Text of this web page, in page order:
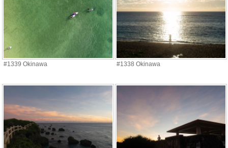
#1339 Okinawa #1338 Okinawa